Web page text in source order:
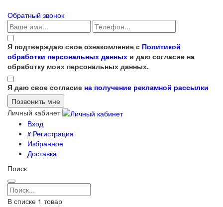
Обратный звонок
Я подтверждаю свое ознакомление с Политикой
обработки персональных данных и даю согласие на
обработку моих персональных данных.
Я даю свое согласие на получение рекламной рассылки
Личный кабинет
Вход
xРегистрация
Избранное
Доставка
Поиск
В списке 1 товар